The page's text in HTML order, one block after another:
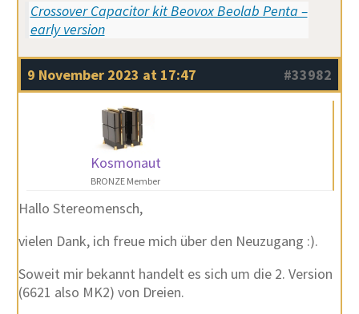
Crossover Capacitor kit Beovox Beolab Penta –
early version
9 November 2023 at 17:47 #33982
Kosmonaut
BRONZE Member
Hallo Stereomensch,
vielen Dank, ich freue mich über den Neuzugang :).
Soweit mir bekannt handelt es sich um die 2. Version
(6621 also MK2) von Dreien.